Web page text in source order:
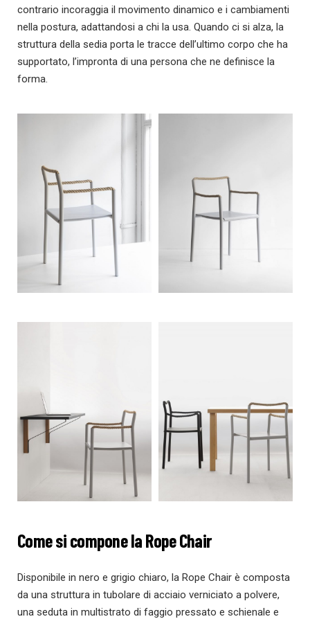
contrario incoraggia il movimento dinamico e i cambiamenti
nella postura, adattandosi a chi la usa. Quando ci si alza, la
struttura della sedia porta le tracce dell’ultimo corpo che ha
supportato, l’impronta di una persona che ne definisce la
forma.
Come si compone la Rope Chair
Disponibile in nero e grigio chiaro, la Rope Chair è composta
da una struttura in tubolare di acciaio verniciato a polvere,
una seduta in multistrato di faggio pressato e schienale e